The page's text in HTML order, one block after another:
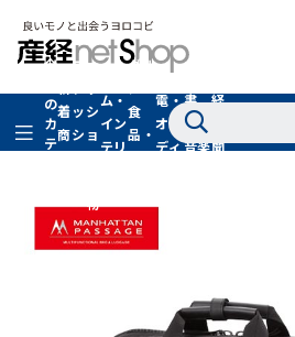
全
の
カ
テ
着
商
品
フ
ッ
シ
ョ
フ
ァ
シ
ョ
ン
物
ム・
イン
テリ
グル
食
品・
ドリ
家
電・
オー
ディ
書
籍・
音楽
経
聞